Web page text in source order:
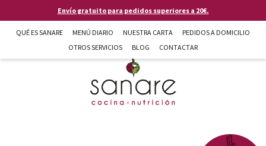
Pasar al contenido principalEnvío gratuito para pedidos superiores a 20€.
QUÉ ES SANARE MENÚ DIARIO NUESTRA CARTA
PEDIDOS A DOMICILIO
OTROS SERVICIOS
BLOG CONTACTAR